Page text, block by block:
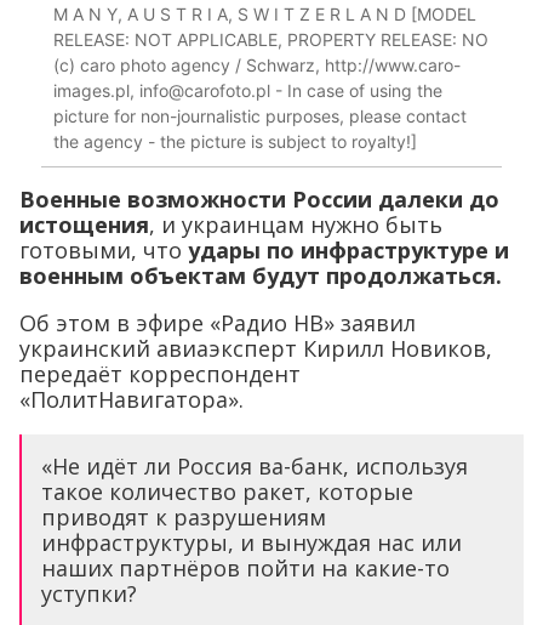
M A N Y, A U S T R I A, S W I T Z E R L A N D [MODEL
RELEASE: NOT APPLICABLE, PROPERTY RELEASE: NO
(c) caro photo agency / Schwarz, http://www.caro-
images.pl, info@carofoto.pl - In case of using the
picture for non-journalistic purposes, please contact
the agency - the picture is subject to royalty!]
Военные возможности России далеки до
истощения, и украинцам нужно быть
готовыми, что удары по инфраструктуре и
военным объектам будут продолжаться.
Об этом в эфире «Радио НВ» заявил
украинский авиаэксперт Кирилл Новиков,
передаёт корреспондент
«ПолитНавигатора».
«Не идёт ли Россия ва-банк, используя
такое количество ракет, которые
приводят к разрушениям
инфраструктуры, и вынуждая нас или
наших партнёров пойти на какие-то
уступки?